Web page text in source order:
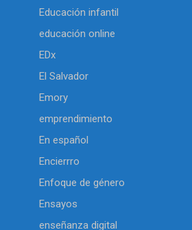
Educación infantil
educación online
EDx
El Salvador
Emory
emprendimiento
En español
Encierrro
Enfoque de género
Ensayos
enseñanza digital